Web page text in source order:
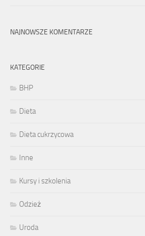
NAJNOWSZE KOMENTARZE
KATEGORIE
BHP
Dieta
Dieta cukrzycowa
Inne
Kursy i szkolenia
Odzież
Uroda